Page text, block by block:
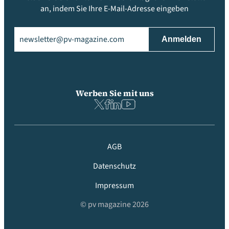
an, indem Sie Ihre E-Mail-Adresse eingeben
Werben Sie mit uns
AGB
Datenschutz
Impressum
© pv magazine 2026